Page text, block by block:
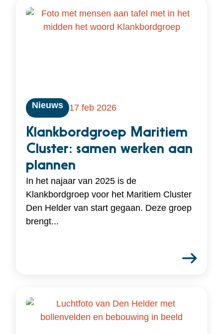
Nieuws 17 feb 2026
Klankbordgroep Maritiem
Cluster: samen werken aan
plannen
In het najaar van 2025 is de
Klankbordgroep voor het Maritiem Cluster
Den Helder van start gegaan. Deze groep
brengt...